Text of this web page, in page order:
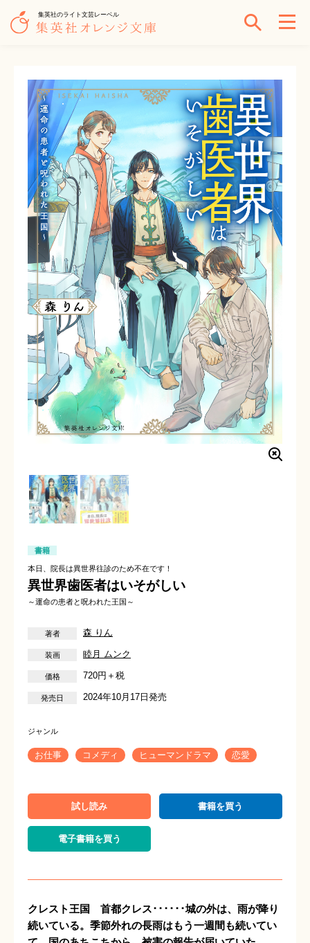
集英社のライト文芸レーベル
書籍
本日、院長は異世界往診のため不在です！
異世界歯医者はいそがしい
～運命の患者と呪われた王国～
森 りん
睦月 ムンク
720円＋税
2024年10月17日発売
お仕事 コメディ ヒューマンドラマ 恋愛
試し読み 書籍を買う
電子書籍を買う
クレスト王国 首都クレス･･････城の外は、雨が降り
続いている。季節外れの長雨はもう一週間も続いてい